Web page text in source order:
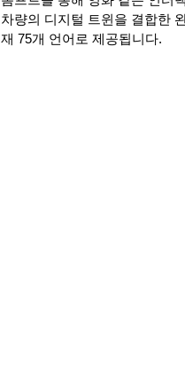
차량의 디지털 트윈을 결합한
재 75개 언어로 제공됩니다.